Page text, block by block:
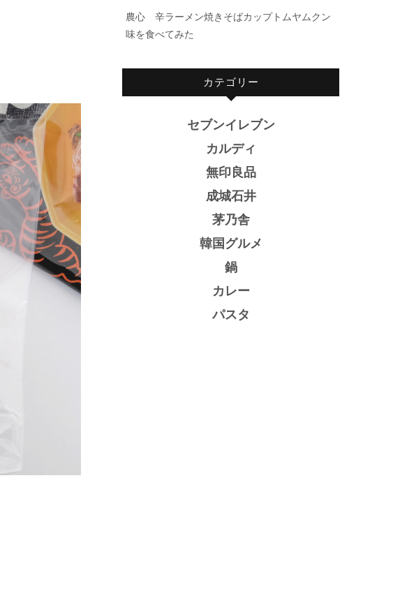
農心 辛ラーメン焼きそばカップトムヤムクン
味を食べてみた
カテゴリー
セブンイレブン
カルディ
無印良品
成城石井
茅乃舎
韓国グルメ
鍋
カレー
パスタ